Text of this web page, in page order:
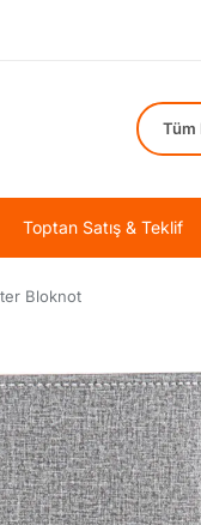
Toptan Satış & Teklif
Bloknot